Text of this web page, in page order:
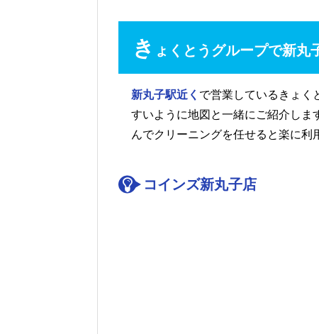
き ょくとうグループで新丸
新丸子駅近く で営業しているきょく
すいように地図と一緒にご紹介しま
んでクリーニングを任せると楽に利
コインズ新丸子店